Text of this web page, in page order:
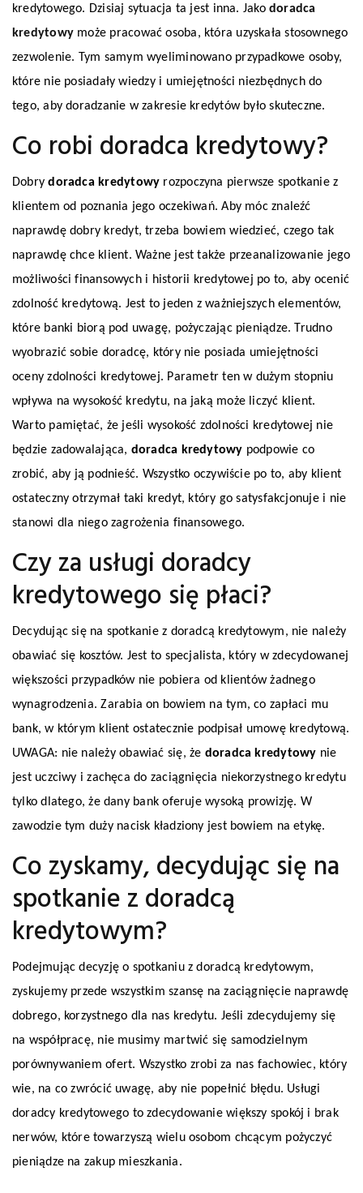
kredytowego. Dzisiaj sytuacja ta jest inna. Jakodoradca
kredytowy może pracować osoba, która uzyskała stosownego
zezwolenie. Tym samym wyeliminowano przypadkowe osoby,
które nie posiadały wiedzy i umiejętności niezbędnych do
tego, aby doradzanie w zakresie kredytów było skuteczne.
Co robi doradca kredytowy?
Dobrydoradca kredytowy rozpoczyna pierwsze spotkanie z
klientem od poznania jego oczekiwań. Aby móc znaleźć
naprawdę dobry kredyt, trzeba bowiem wiedzieć, czego tak
naprawdę chce klient. Ważne jest także przeanalizowanie jego
możliwości finansowych i historii kredytowej po to, aby ocenić
zdolność kredytową. Jest to jeden z ważniejszych elementów,
które banki biorą pod uwagę, pożyczając pieniądze. Trudno
wyobrazić sobie doradcę, który nie posiada umiejętności
oceny zdolności kredytowej. Parametr ten w dużym stopniu
wpływa na wysokość kredytu, na jaką może liczyć klient.
Warto pamiętać, że jeśli wysokość zdolności kredytowej nie
będzie zadowalająca, doradca kredytowy podpowie co
zrobić, aby ją podnieść. Wszystko oczywiście po to, aby klient
ostateczny otrzymał taki kredyt, który go satysfakcjonuje i nie
stanowi dla niego zagrożenia finansowego.
Czy za usługi doradcy
kredytowego się płaci?
Decydując się na spotkanie z doradcą kredytowym, nie należy
obawiać się kosztów. Jest to specjalista, który w zdecydowanej
większości przypadków nie pobiera od klientów żadnego
wynagrodzenia. Zarabia on bowiem na tym, co zapłaci mu
bank, w którym klient ostatecznie podpisał umowę kredytową.
UWAGA: nie należy obawiać się, że doradca kredytowy nie
jest uczciwy i zachęca do zaciągnięcia niekorzystnego kredytu
tylko dlatego, że dany bank oferuje wysoką prowizję. W
zawodzie tym duży nacisk kładziony jest bowiem na etykę.
Co zyskamy, decydując się na
spotkanie z doradcą
kredytowym?
Podejmując decyzję o spotkaniu z doradcą kredytowym,
zyskujemy przede wszystkim szansę na zaciągnięcie naprawdę
dobrego, korzystnego dla nas kredytu. Jeśli zdecydujemy się
na współpracę, nie musimy martwić się samodzielnym
porównywaniem ofert. Wszystko zrobi za nas fachowiec, który
wie, na co zwrócić uwagę, aby nie popełnić błędu. Usługi
doradcy kredytowego to zdecydowanie większy spokój i brak
nerwów, które towarzyszą wielu osobom chcącym pożyczyć
pieniądze na zakup mieszkania.